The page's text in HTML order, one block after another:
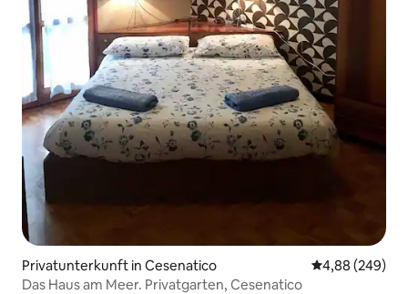
Privatunterkunft in Cesenatico
4,88 (249)
Das Haus am Meer. Privatgarten, Cesenatico